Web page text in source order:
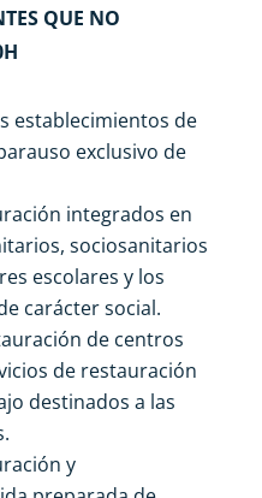
QUE NO
establecimientos de
exclusivo de
integrados en
sociosanitarios
escolares y los
carácter social.
de centros
de restauración
destinados a las
y